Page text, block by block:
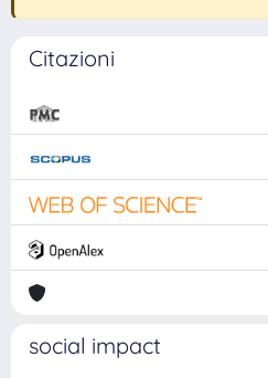
Citazioni
social impact